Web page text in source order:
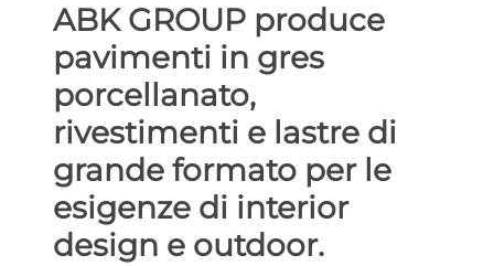
ABK GROUP produce
pavimenti in gres
porcellanato,
rivestimenti e lastre di
grande formato per le
esigenze di interior
design e outdoor.